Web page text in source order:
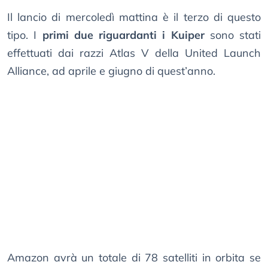
Il lancio di mercoledì mattina è il terzo di questo
tipo. I primi due riguardanti i Kuipersono stati
effettuati dai razzi Atlas V della United Launch
Alliance, ad aprile e giugno di quest’anno.
Amazon avrà un totale di 78 satelliti in orbita se